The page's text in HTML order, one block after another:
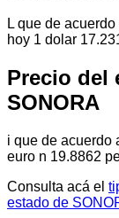
L que de
hoy 1 dolar
Precio del
SONORA
i que de acuerdo
euro n 19.8862
Consulta acá el
estado de